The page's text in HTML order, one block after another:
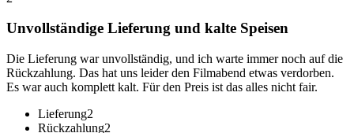
Unvollständige Lieferung und kalte Speisen
Die Lieferung war unvollständig, und ich warte immer noch auf die
Rückzahlung. Das hat uns leider den Filmabend etwas verdorben.
Es war auch komplett kalt. Für den Preis ist das alles nicht fair.
Lieferung2
Rückzahlung2